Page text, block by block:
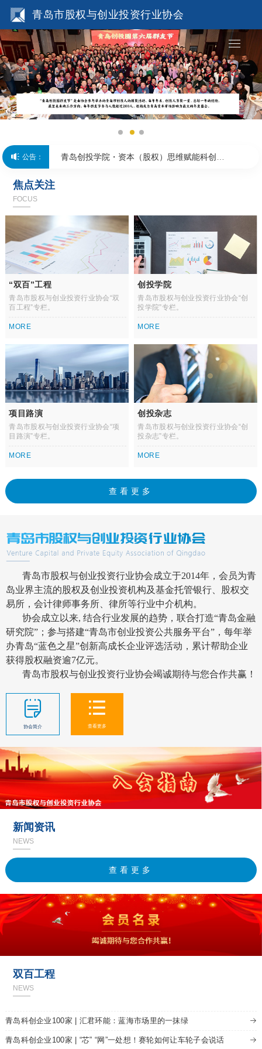
青岛市股权与创业投资行业协会
公告：
青岛创投协会与中信建投青岛分公司联合开展
主题党日活动
青岛创投协会会员专场观影活动圆满举办
2026长期资本大会在杭州成功举办
青岛创投学院・资本（股权）思维赋能科创金
焦点关注
FOCUS
“双百”工程
青岛市股权与创业投资行业协会“双
百工程”专栏。
MORE
创投学院
青岛市股权与创业投资行业协会“创
投学院”专栏。
MORE
项目路演
青岛市股权与创业投资行业协会“项
目路演”专栏。
MORE
创投杂志
青岛市股权与创业投资行业协会“创
投杂志”专栏。
MORE
查看更多
青岛市股权与创业投资行业协会成立于2014年，会员为青
岛业界主流的股权及创业投资机构及基金托管银行、股权交
易所，会计律师事务所、律所等行业中介机构。
协会成立以来, 结合行业发展的趋势，联合打造“青岛金融
研究院”； 参与搭建“青岛市创业投资公共服务平台”， 每年举
办青岛“蓝色之星”创新高成长企业评选活动，累计帮助企业
获得股权融资逾7亿元。
青岛市股权与创业投资行业协会竭诚期待与您合作共赢！
协会简介 查看更多
新闻资讯
NEWS
查看更多
双百工程
NEWS
青岛科创企业100家 | 柠檬豆:名字是个“豆”，能量大如“牛”
青岛科创企业100家 | 爱尔家佳：“小巨人”企业的快速成长之道
青岛科创企业100家 | 从楼房养猪到物联网养猪，青岛大牧人缘何站上“C
青岛科创企业100家 | 海氏海诺：用心做好小口罩
青岛科创企业100家 | 一家蓝色民企的“硬核”进击
青岛科创企业100家 | 汇君环能：蓝海市场里的一抹绿
青岛科创企业100家 | “芯” “网”一处想！赛轮如何让车轮子会说话